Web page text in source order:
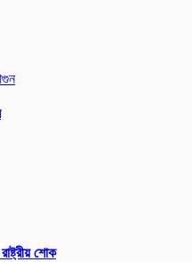
শোক